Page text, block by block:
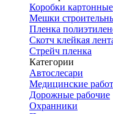
Коробки картонные
Мешки
Пленка
Скотч клейкая
Стрейч пленка
Категории
Автослесари
Медицинские
Дорожные рабочие
Охранники